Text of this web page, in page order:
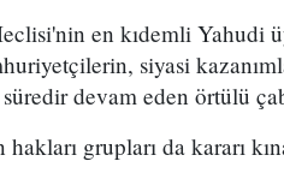
en kıdemli Yahudi
siyasi
devam eden örtülü
grupları da kararı